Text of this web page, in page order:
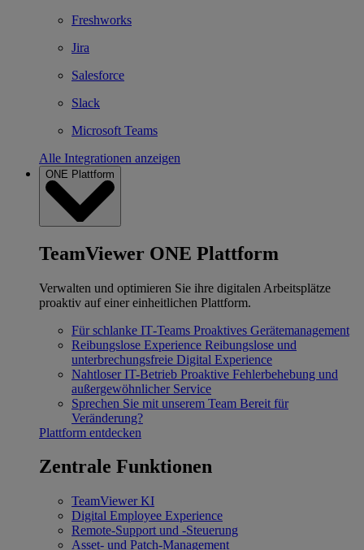
Freshworks
Jira
Salesforce
Slack
Microsoft Teams
Alle Integrationen anzeigen
ONE Plattform
TeamViewer ONE Plattform
Verwalten und optimieren Sie ihre digitalen Arbeitsplätze
proaktiv auf einer einheitlichen Plattform.
Für schlanke IT‐Teams Proaktives Gerätemanagement
Reibungslose Experience Reibungslose und
unterbrechungsfreie Digital Experience
Nahtloser IT-Betrieb Proaktive Fehlerbehebung und
außergewöhnlicher Service
Sprechen Sie mit unserem Team Bereit für
Veränderung?
Plattform entdecken
Zentrale Funktionen
TeamViewer KI
Digital Employee Experience
Remote-Support und -Steuerung
Asset- und Patch-Management